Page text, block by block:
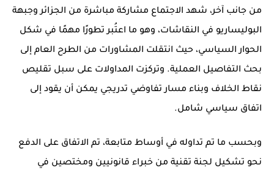
من جانب آخر، شهد الاجتماع مشاركة مباشرة من الجزائر وجبهة
البوليساريو في النقاشات، وهو ما اعتُبر تطورًا مهمًا في شكل
الحوار السياسي، حيث انتقلت المشاورات من الطرح العام إلى
بحث التفاصيل العملية. وتركزت المداولات على سبل تقليص
نقاط الخلاف وبناء مسار تفاوضي تدريجي يمكن أن يقود إلى
اتفاق سياسي شامل.
وبحسب ما تم تداوله في أوساط متابعة، تم الاتفاق على الدفع
نحو تشكيل لجنة تقنية من خبراء قانونيين ومختصين في